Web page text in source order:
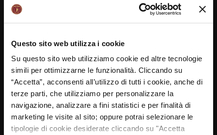
Questo sito web utilizza i cookie
Su questo sito web utilizziamo cookie ed altre tecnologie
simili per ottimizzarne le funzionalità. Cliccando su
“Accetta”, acconsenti all’utilizzo di tutti i cookie, anche di
terze parti, che utilizziamo per personalizzare la
navigazione, analizzare a fini statistici e per finalità di
marketing le visite al sito; oppure potrai selezionare le
tipologie di cookie desiderate cliccando su "Accetta